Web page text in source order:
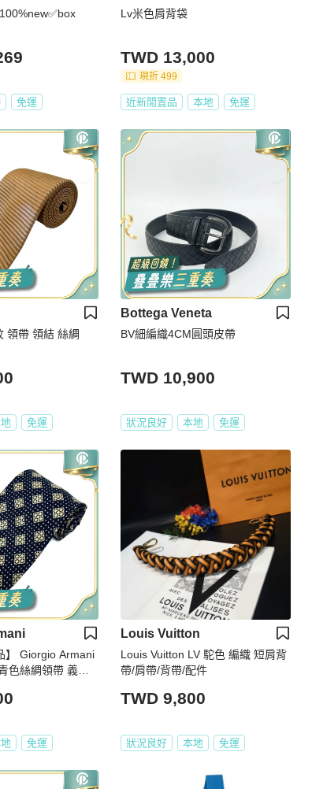
免運
Lv米色肩背袋
TWD 13,000
現折 499
近新閒置品 本地 免運
領帶 領結 絲綢
免運
Bottega Veneta
BV細編織4CM圓頭皮帶
TWD 10,900
狀況良好 本地 免運
】 Giorgio Armani
色絲綢領帶 義大
免運
Louis Vuitton
Louis Vuitton LV 駝色 編織 短肩背
帶/肩帶/背帶/配件
TWD 9,800
狀況良好 本地 免運